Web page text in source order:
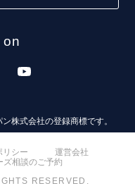
株式会社の登録商標です。
リシー
運営会社
ズ相談のご予約
RESERVED.